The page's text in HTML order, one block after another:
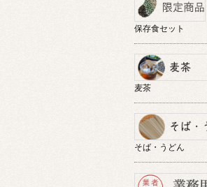
保存食セット
麦茶
そば・うどん